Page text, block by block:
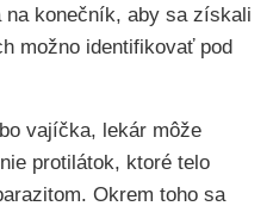
konečník, aby sa získali
možno identifikovať pod
vajíčka, lekár môže
protilátok, ktoré telo
Okrem toho sa